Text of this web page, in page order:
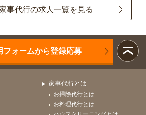
事代行の求人一覧を見る
フォームから登録応募
家事代行とは
お掃除代行とは
お料理代行とは